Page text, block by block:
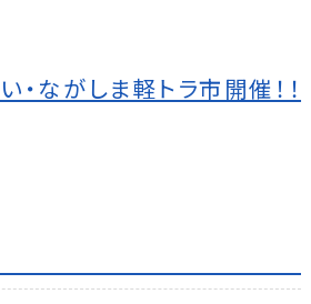
ながしま軽トラ市開催！！